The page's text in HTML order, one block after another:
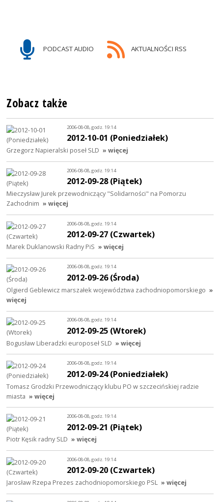
PODCAST AUDIO AKTUALNOŚCI RSS
Zobacz także
2006-08-08, godz. 19:14
2012-10-01 (Poniedziałek)
Grzegorz Napieralski poseł SLD » więcej
2006-08-08, godz. 19:14
2012-09-28 (Piątek)
Mieczysław Jurek przewodniczący "Solidarności" na Pomorzu
Zachodnim » więcej
2006-08-08, godz. 19:14
2012-09-27 (Czwartek)
Marek Duklanowski Radny PiS » więcej
2006-08-08, godz. 19:14
2012-09-26 (Środa)
Olgierd Geblewicz marszałek województwa zachodniopomorskiego »
więcej
2006-08-08, godz. 19:14
2012-09-25 (Wtorek)
Bogusław Liberadzki europoseł SLD » więcej
2006-08-08, godz. 19:14
2012-09-24 (Poniedziałek)
Tomasz Grodzki Przewodniczący klubu PO w szczecińskiej radzie
miasta » więcej
2006-08-08, godz. 19:14
2012-09-21 (Piątek)
Piotr Kęsik radny SLD » więcej
2006-08-08, godz. 19:14
2012-09-20 (Czwartek)
Jarosław Rzepa Prezes zachodniopomorskiego PSL » więcej